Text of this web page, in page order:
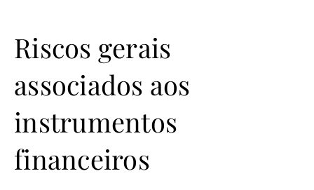
Riscos gerais
associados aos
instrumentos
financeiros